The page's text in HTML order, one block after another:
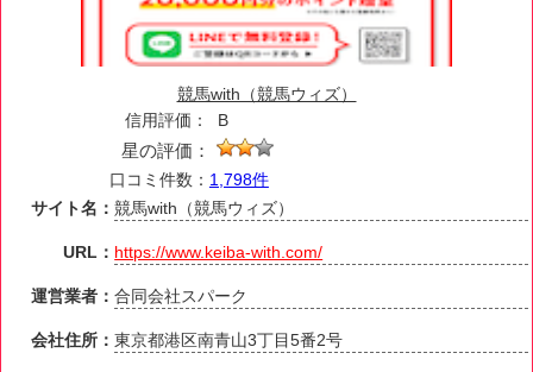
競馬with（競馬ウィズ）
信用評価：
B
星の評価：
口コミ件数： 1,798件
サイト名：競馬with（競馬ウィズ）
URL： https://www.keiba-with.com/
運営業者：合同会社スパーク
会社住所：東京都港区南青山3丁目5番2号